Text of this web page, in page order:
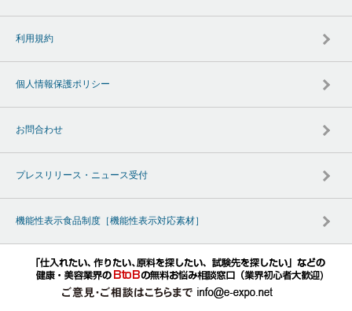
利用規約
個人情報保護ポリシー
お問合わせ
プレスリリース・ニュース受付
機能性表示食品制度［機能性表示対応素材］